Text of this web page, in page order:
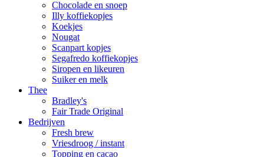
Chocolade en snoep
Illy koffiekopjes
Koekjes
Nougat
Scanpart kopjes
Segafredo koffiekopjes
Siropen en likeuren
Suiker en melk
Thee
Bradley's
Fair Trade Original
Bedrijven
Fresh brew
Vriesdroog / instant
Topping en cacao